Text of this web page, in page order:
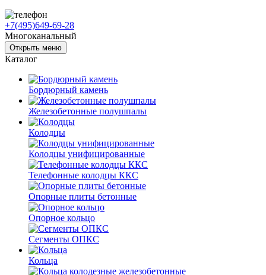
+7(495)649-69-28
Многоканальный
Открыть меню
Каталог
Бордюрный камень
Железобетонные полушпалы
Колодцы
Колодцы унифицированные
Телефонные колодцы ККС
Опорные плиты бетонные
Опорное кольцо
Сегменты ОПКС
Кольца